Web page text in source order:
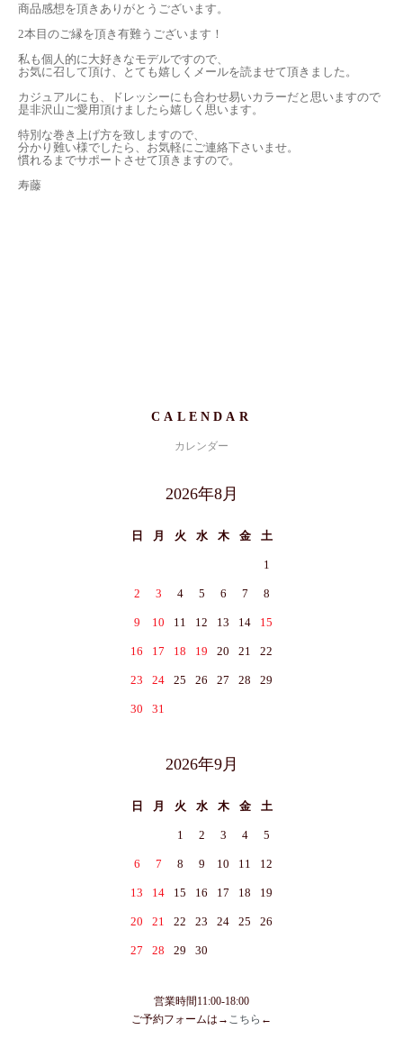
商品感想を頂きありがとうございます。
2本目のご縁を頂き有難うございます！
私も個人的に大好きなモデルですので、
お気に召して頂け、とても嬉しくメールを読ませて頂きました。
カジュアルにも、ドレッシーにも合わせ易いカラーだと思いますので
是非沢山ご愛用頂けましたら嬉しく思います。
特別な巻き上げ方を致しますので、
分かり難い様でしたら、お気軽にご連絡下さいませ。
慣れるまでサポートさせて頂きますので。
寿藤
CALENDAR
カレンダー
2026年8月
日 月 火 水 木 金 土
1
2 3 4 5 6 7 8
9 10 11 12 13 14 15
16 17 18 19 20 21 22
23 24 25 26 27 28 29
30 31
2026年9月
日 月 火 水 木 金 土
1 2 3 4 5
6 7 8 9 10 11 12
13 14 15 16 17 18 19
20 21 22 23 24 25 26
27 28 29 30
営業時間11:00-18:00
ご予約フォームは→ こちら ←